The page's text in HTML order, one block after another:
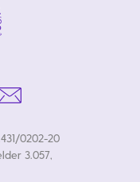
0202-20
3.057,